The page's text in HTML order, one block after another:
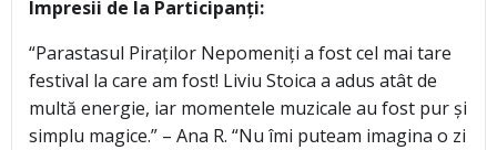
Impresii de la Participanți:
“Parastasul Piraților Nepomeniți a fost cel mai tare
festival la care am fost! Liviu Stoica a adus atât de
multă energie, iar momentele muzicale au fost pur și
simplu magice.” – Ana R. “Nu îmi puteam imagina o zi